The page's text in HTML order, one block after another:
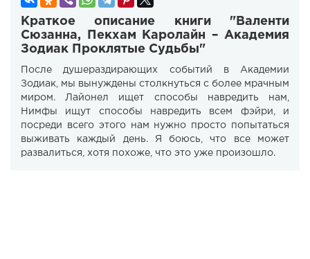
Краткое описание книги "Валенти
Сюзанна, Пекхам Каролайн – Академия
Зодиак Проклятые Судьбы"
После душераздирающих событий в Академии
Зодиак, мы вынуждены столкнуться с более мрачным
миром. Лайонел ищет способы навредить нам,
Нимфы ищут способы навредить всем фэйри, и
посреди всего этого нам нужно просто попытаться
выживать каждый день. Я боюсь, что все может
развалиться, хотя похоже, что это уже произошло.